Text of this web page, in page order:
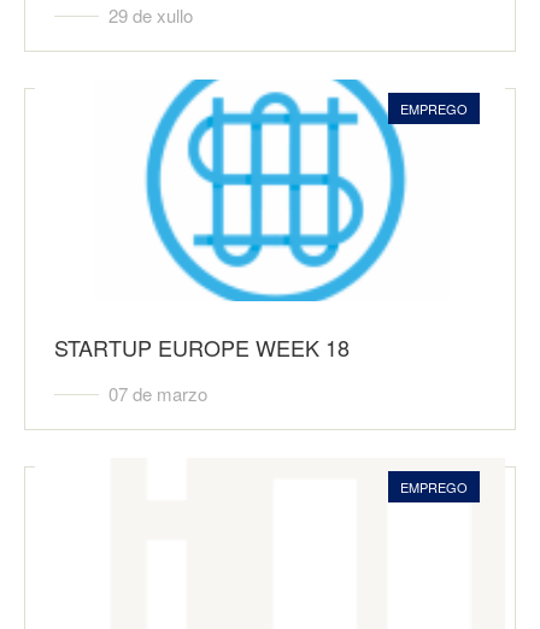
29 de xullo
EMPREGO
STARTUP EUROPE WEEK 18
07 de marzo
EMPREGO